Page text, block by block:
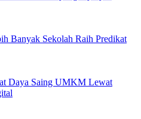
Banyak Sekolah Raih Predikat
Daya Saing UMKM Lewat